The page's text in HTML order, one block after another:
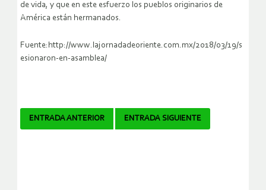
de vida, y que en este esfuerzo los pueblos originarios de
América están hermanados.
Fuente:http://www.lajornadadeoriente.com.mx/2018/03/19/s
esionaron-en-asamblea/
Navegador
ENTRADA ANTERIOR ENTRADA SIGUIENTE